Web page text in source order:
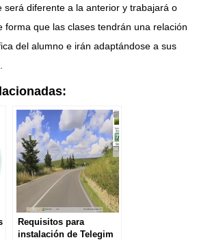
será diferente a la anterior y trabajará o
forma que las clases tendrán una relación
del alumno e irán adaptándose a sus
Requisitos para
instalación de Telegim